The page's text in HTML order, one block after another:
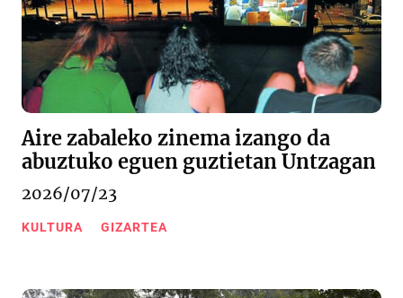
Aire zabaleko zinema izango da
abuztuko eguen guztietan Untzagan
2026/07/23
KULTURA GIZARTEA